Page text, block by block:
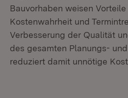
Bauvorhaben weisen
Kostenwahrheit und
Verbesserung der Qualität
des gesamten Planungs-
reduziert damit unnötige